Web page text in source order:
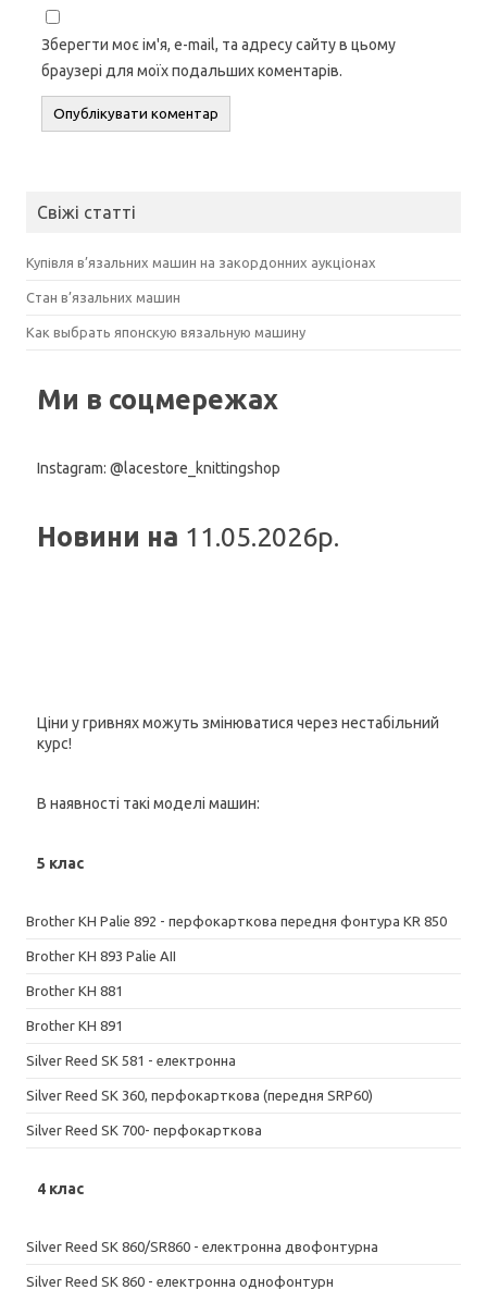
Зберегти моє ім'я, e-mail, та адресу сайту в цьому
браузері для моїх подальших коментарів.
Свіжі статті
Купівля в’язальних машин на закордонних аукціонах
Стан в’язальних машин
Как выбрать японскую вязальную машину
Ми в соцмережах
Instagram: @lacestore_knittingshop
Новини на 11.05.2026р.
Ціни у гривнях можуть змінюватися через нестабільний
курс!
В наявності такі моделі машин:
5 клас
Brother KH Palie 892 - перфокарткова передня фонтура KR 850
Brother KH 893 Palie AII
Brother KH 881
Brother KH 891
Silver Reed SK 581 - електронна
Silver Reed SK 360, перфокарткова (передня SRP60)
Silver Reed SK 700- перфокарткова
4 клас
Silver Reed SK 860/SR860 - електронна двофонтурна
Silver Reed SK 860 - електронна однофонтурн